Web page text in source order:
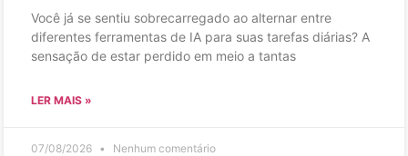
Você já se sentiu sobrecarregado ao alternar entre
diferentes ferramentas de IA para suas tarefas diárias? A
sensação de estar perdido em meio a tantas
LER MAIS »
07/08/2026 Nenhum comentário